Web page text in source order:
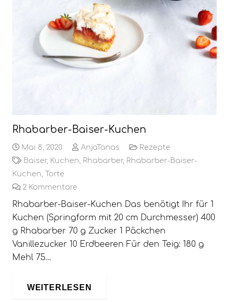
Rhabarber-Baiser-Kuchen
Mai 8, 2020 AnjaTanas
Rezepte
Baiser, Kuchen Rhabarber, Rhabarber-Baiser-
Kuchen Torte
2 Kommentare
Rhabarber-Baiser-Kuchen Das benötigt Ihr für 1
Kuchen (Springform mit 20 cm Durchmesser) 400
g Rhabarber 70 g Zucker 1 Päckchen
Vanillezucker 10 Erdbeeren Für den Teig: 180 g
Mehl 75…
WEITERLESEN